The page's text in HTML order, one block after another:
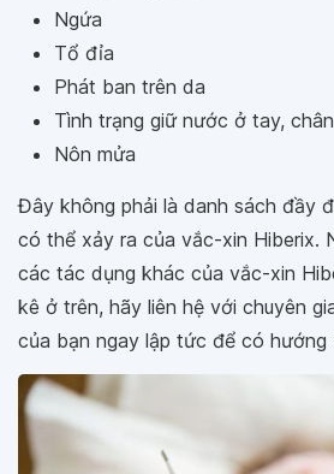
Ngứa
Tổ đỉa
Phát ban trên da
Tình trạng giữ nước ở tay, chân
Nôn mửa
Đây không phải là danh sách đầy
có thể xảy ra của vắc-xin Hiberix.
các tác dụng khác của vắc-xin
kê ở trên, hãy liên hệ với chuyên
của bạn ngay lập tức để có hướng